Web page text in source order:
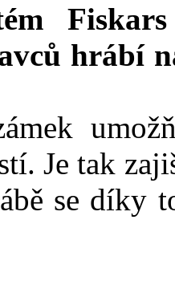
hrábí
Je tak
se díky